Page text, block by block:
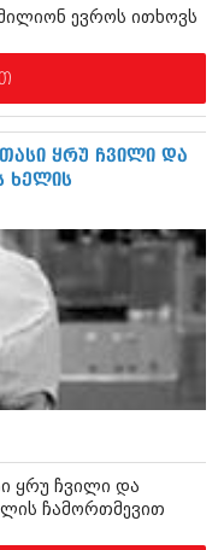
ევროს ითხოვს
ყრუ ჩვილი და
ხელის
ყრუ ჩვილი და
ჩამორთმევით